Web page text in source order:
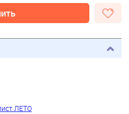
ЛЕТО